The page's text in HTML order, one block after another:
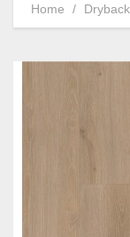
Home Dryback